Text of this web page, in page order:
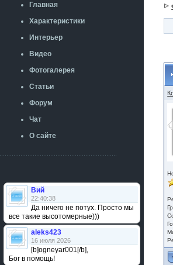
Главная
Характеристики
Интерьер
Видео
Фотогалерея
Статьи
Форум
Чат
О сайте
Вий
22:40:38
Да ничего не потух. Просто мы
все такие высотомерные)))
aleks423
16 июля 2026
[b]ogneyar001[/b],
Бог в помощь!